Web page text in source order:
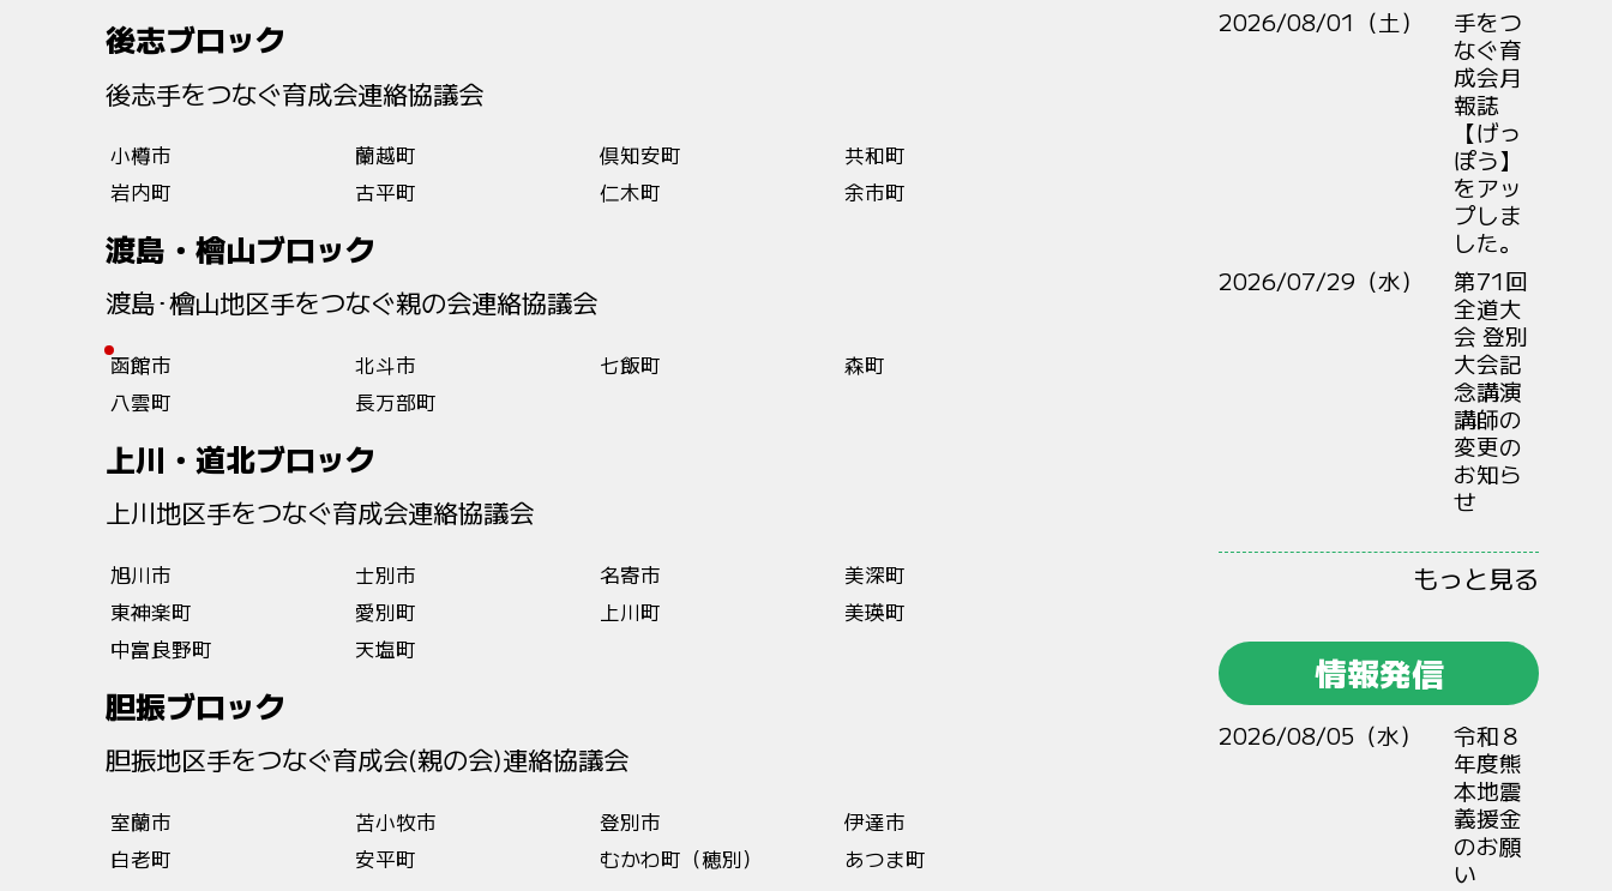
後志ブロック
後志手をつなぐ育成会連絡協議会
小樽市 蘭越町 倶知安町
共和町
岩内町
古平町 仁木町 余市町
渡島・檜山ブロック
渡島･檜山地区手をつなぐ親の会連絡協議会
函館市 北斗市 七飯町
森町
八雲町
長万部町
上川・道北ブロック
上川地区手をつなぐ育成会連絡協議会
旭川市 士別市 名寄市
美深町
東神楽町
愛別町 上川町
美瑛町
中富良野町
天塩町
胆振ブロック
胆振地区手をつなぐ育成会(親の会)連絡協議会
室蘭市 苫小牧市 登別市
伊達市
白老町
安平町 むかわ町（穂別） あつま町
2026/08/01（土）
手をつ
なぐ育
成会月
報誌
【げっ
ぽう】
をアッ
プしま
した。
2026/07/29（水）
第71回
全道大
会 登別
大会記
念講演
講師の
変更の
お知ら
せ
もっと見る
情報発信
2026/08/05（水）
令和８
年度熊
本地震
義援金
のお願
い